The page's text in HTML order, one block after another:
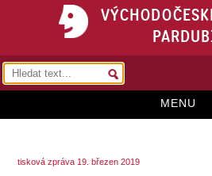
MENU
tisková zpráva 19. březen 2019